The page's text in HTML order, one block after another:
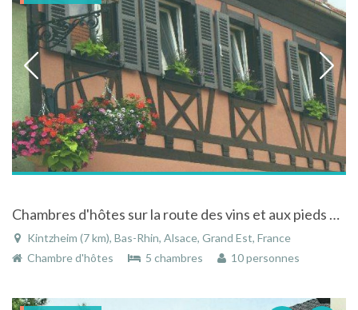
Chambres d'hôtes sur la route des vins et aux pieds du Haut Koenigsbourg
Kintzheim (7 km), Bas-Rhin, Alsace, Grand Est, France
Chambre d'hôtes
5 chambres 10 personnes